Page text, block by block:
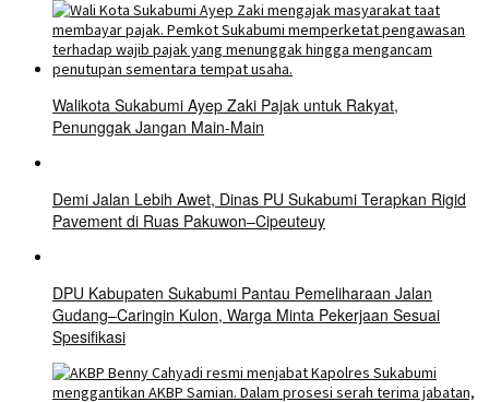
Walikota Sukabumi Ayep Zaki Pajak untuk Rakyat,
Penunggak Jangan Main-Main
Demi Jalan Lebih Awet, Dinas PU Sukabumi Terapkan Rigid
Pavement di Ruas Pakuwon–Cipeuteuy
DPU Kabupaten Sukabumi Pantau Pemeliharaan Jalan
Gudang–Caringin Kulon, Warga Minta Pekerjaan Sesuai
Spesifikasi